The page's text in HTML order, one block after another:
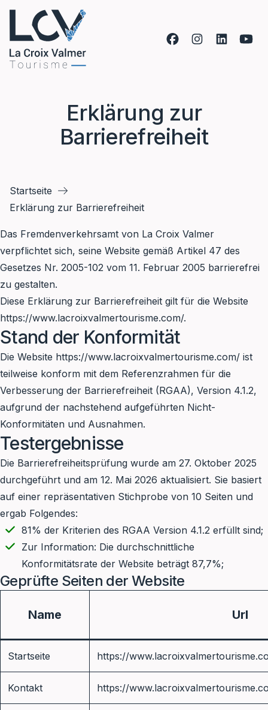
Zum Inhalt springen
Erklärung zur
Barrierefreiheit
Startseite
Erklärung zur Barrierefreiheit
Das Fremdenverkehrsamt von La Croix Valmer
verpflichtet sich, seine Website gemäß Artikel 47 des
Gesetzes Nr. 2005-102 vom 11. Februar 2005 barrierefrei
zu gestalten.
Diese Erklärung zur Barrierefreiheit gilt für die Website
https://www.lacroixvalmertourisme.com/.
Stand der Konformität
Die Website https://www.lacroixvalmertourisme.com/ ist
teilweise konform mit dem Referenzrahmen für die
Verbesserung der Barrierefreiheit (RGAA), Version 4.1.2,
aufgrund der nachstehend aufgeführten Nicht-
Konformitäten und Ausnahmen.
Testergebnisse
Die Barrierefreiheitsprüfung wurde am 27. Oktober 2025
durchgeführt und am 12. Mai 2026 aktualisiert. Sie basiert
auf einer repräsentativen Stichprobe von 10 Seiten und
ergab Folgendes:
81% der Kriterien des RGAA Version 4.1.2 erfüllt sind;
Zur Information: Die durchschnittliche
Konformitätsrate der Website beträgt 87,7%;
Geprüfte Seiten der Website
Name Url
Startseite https://
Kontakt https://